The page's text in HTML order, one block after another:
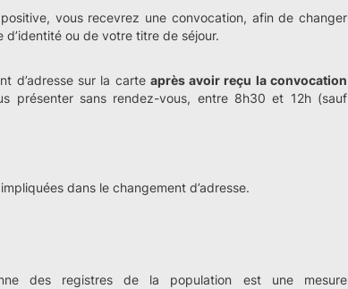
positive, vous recevrez une convocation, afin de changer
d’identité ou de votre titre de séjour.
d’adresse sur la carte après avoir reçu la convocation
présenter sans rendez-vous, entre 8h30 et 12h (sauf
dans le changement d’adresse.
des registres de la population est une mesure